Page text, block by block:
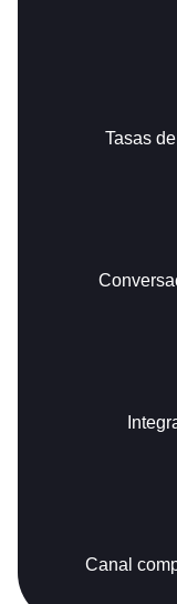
Tasas
Canal